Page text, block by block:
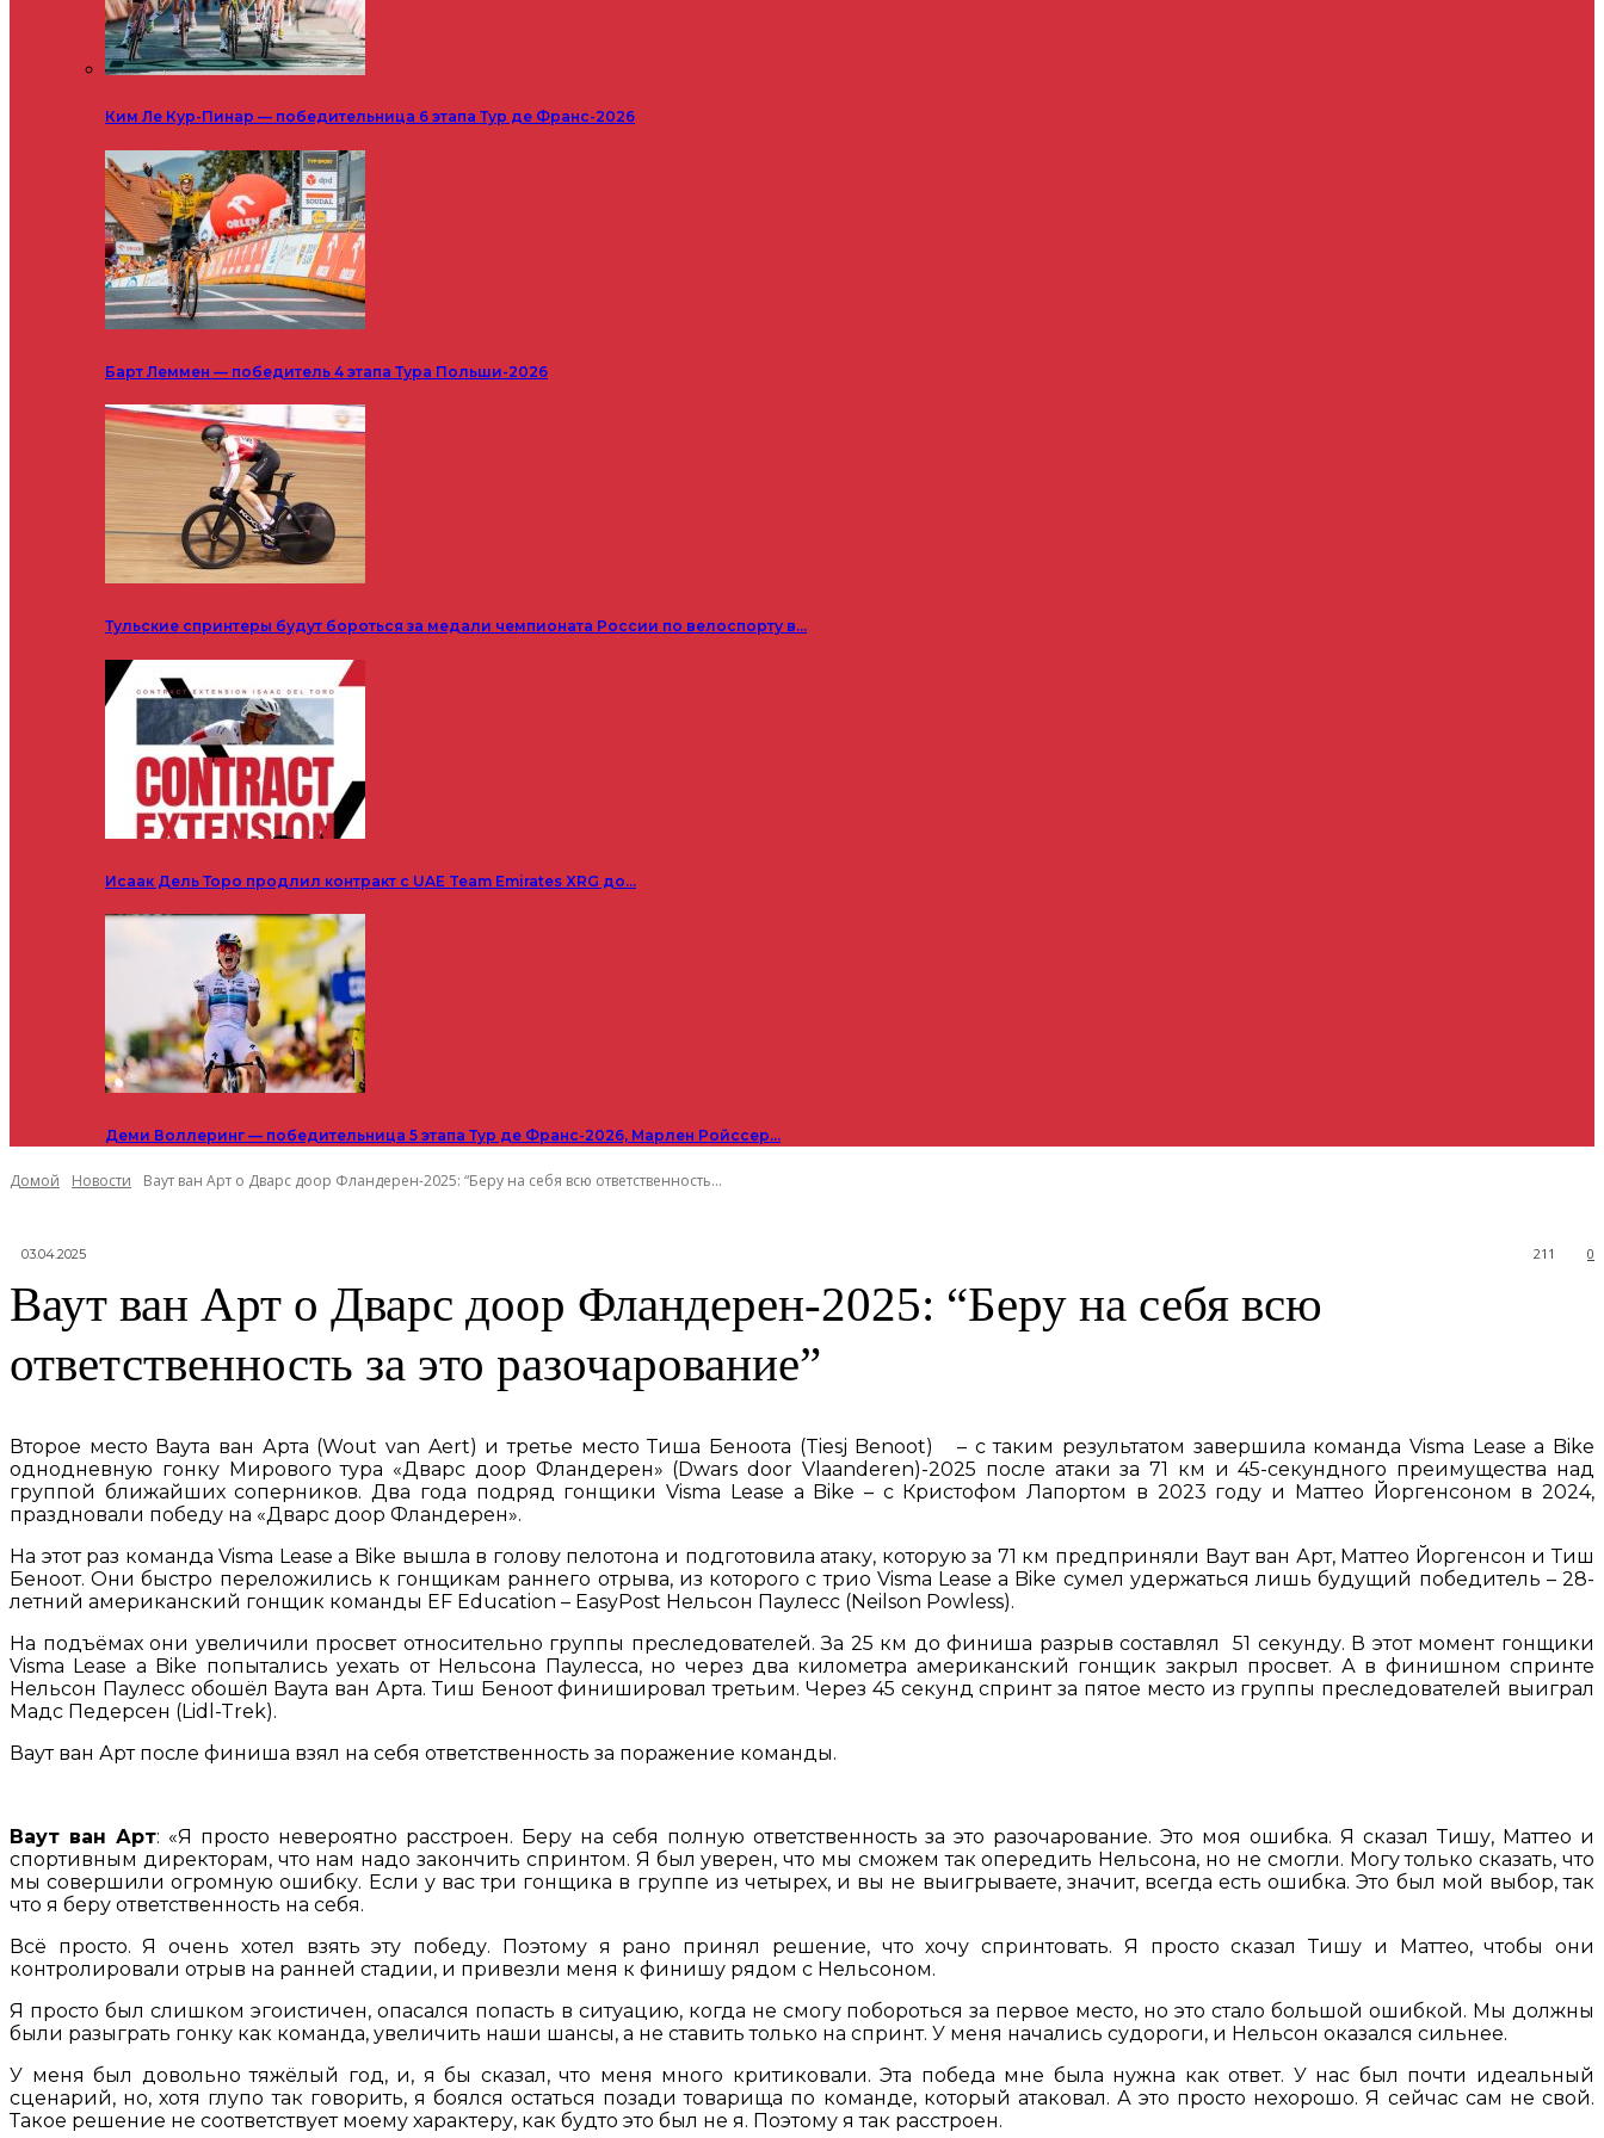
Ким Ле Кур-Пинар — победительница 6 этапа Тур де Франс-2026
Барт Леммен — победитель 4 этапа Тура Польши-2026
Тульские спринтеры будут бороться за медали чемпионата России по велоспорту в…
Исаак Дель Торо продлил контракт с UAE Team Emirates XRG до…
Деми Воллеринг — победительница 5 этапа Тур де Франс-2026, Марлен Ройссер…
Домой Новости Ваут ван Арт о Дварс доор Фландерен-2025: “Беру на себя всю ответственность...
03.04.2025 0
211
Ваут ван Арт о Дварс доор Фландерен-2025: “Беру на себя всю
ответственность за это разочарование”
Второе место Ваута ван Арта (Wout van Aert) и третье место Тиша Беноота (Tiesj Benoot) – с таким результатом завершила команда Visma Lease a Bike
однодневную гонку Мирового тура «Дварс доор Фландерен» (Dwars door Vlaanderen)-2025 после атаки за 71 км и 45-секундного преимущества над
группой ближайших соперников. Два года подряд гонщики Visma Lease a Bike – с Кристофом Лапортом в 2023 году и Маттео Йоргенсоном в 2024,
праздновали победу на «Дварс доор Фландерен».
На этот раз команда Visma Lease a Bike вышла в голову пелотона и подготовила атаку, которую за 71 км предприняли Ваут ван Арт, Маттео Йоргенсон и Тиш
Беноот. Они быстро переложились к гонщикам раннего отрыва, из которого с трио Visma Lease a Bike сумел удержаться лишь будущий победитель – 28-
летний американский гонщик команды EF Education – EasyPost Нельсон Паулесс (Neilson Powless).
На подъёмах они увеличили просвет относительно группы преследователей. За 25 км до финиша разрыв составлял 51 секунду. В этот момент гонщики
Visma Lease a Bike попытались уехать от Нельсона Паулесса, но через два километра американский гонщик закрыл просвет. А в финишном спринте
Нельсон Паулесс обошёл Ваута ван Арта. Тиш Беноот финишировал третьим. Через 45 секунд спринт за пятое место из группы преследователей выиграл
Мадс Педерсен (Lidl-Trek).
Ваут ван Арт после финиша взял на себя ответственность за поражение команды.
Ваут ван Арт: «Я просто невероятно расстроен. Беру на себя полную ответственность за это разочарование. Это моя ошибка. Я сказал Тишу, Маттео и
спортивным директорам, что нам надо закончить спринтом. Я был уверен, что мы сможем так опередить Нельсона, но не смогли. Могу только сказать, что
мы совершили огромную ошибку. Если у вас три гонщика в группе из четырех, и вы не выигрываете, значит, всегда есть ошибка. Это был мой выбор, так
что я беру ответственность на себя.
Всё просто. Я очень хотел взять эту победу. Поэтому я рано принял решение, что хочу спринтовать. Я просто сказал Тишу и Маттео, чтобы они
контролировали отрыв на ранней стадии, и привезли меня к финишу рядом с Нельсоном.
Я просто был слишком эгоистичен, опасался попасть в ситуацию, когда не смогу побороться за первое место, но это стало большой ошибкой. Мы должны
были разыграть гонку как команда, увеличить наши шансы, а не ставить только на спринт. У меня начались судороги, и Нельсон оказался сильнее.
У меня был довольно тяжёлый год, и, я бы сказал, что меня много критиковали. Эта победа мне была нужна как ответ. У нас был почти идеальный
сценарий, но, хотя глупо так говорить, я боялся остаться позади товарища по команде, который атаковал. А это просто нехорошо. Я сейчас сам не свой.
Такое решение не соответствует моему характеру, как будто это был не я. Поэтому я так расстроен.